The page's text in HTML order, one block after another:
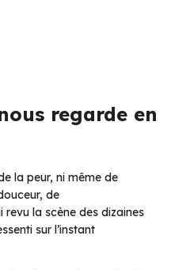
regarde en
la peur, ni même de
de
revu la scène des dizaines
sur l’instant